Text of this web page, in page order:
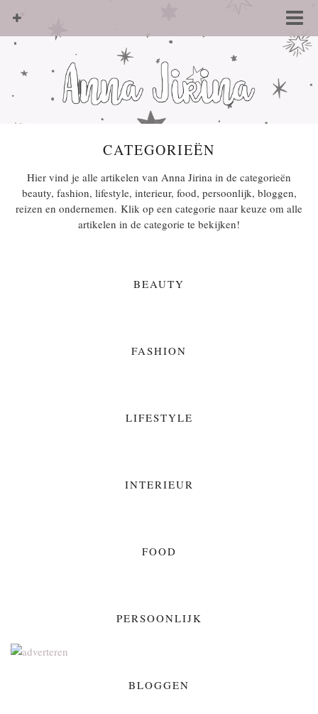
CATEGORIEËN
Hier vind je alle artikelen van Anna Jirina in de categorieën
beauty, fashion, lifestyle, interieur, food, persoonlijk, bloggen,
reizen en ondernemen. Klik op een categorie naar keuze om alle
artikelen in de categorie te bekijken!
BEAUTY
FASHION
LIFESTYLE
INTERIEUR
FOOD
PERSOONLIJK
BLOGGEN